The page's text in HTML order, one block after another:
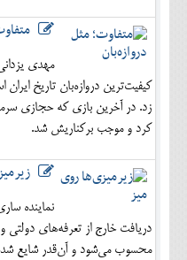
مهدی
کیفیت‌ترین دروازه‌بان تاریخ
زد. در آخرین بازی که حجازی
کرد و موجب برکناریش شد.
نماینده
دریافت خارج از تعرفه‌های
محسوب می‌شود و آن‌قدر شایع